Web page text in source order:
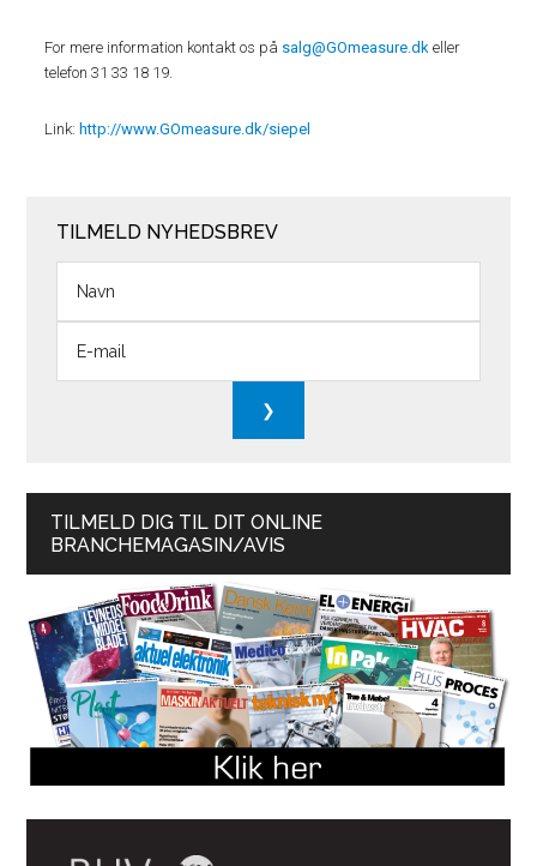
For mere information kontakt os på salg@GOmeasure.dk eller
telefon 31 33 18 19.
Link: http://www.GOmeasure.dk/siepel
TILMELD NYHEDSBREV
TILMELD DIG TIL DIT ONLINE
BRANCHEMAGASIN/AVIS